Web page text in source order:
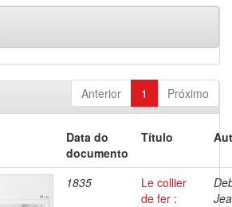
Anterior 1 Próximo
Data do
documento
Título
1835
Le collier
de fer :